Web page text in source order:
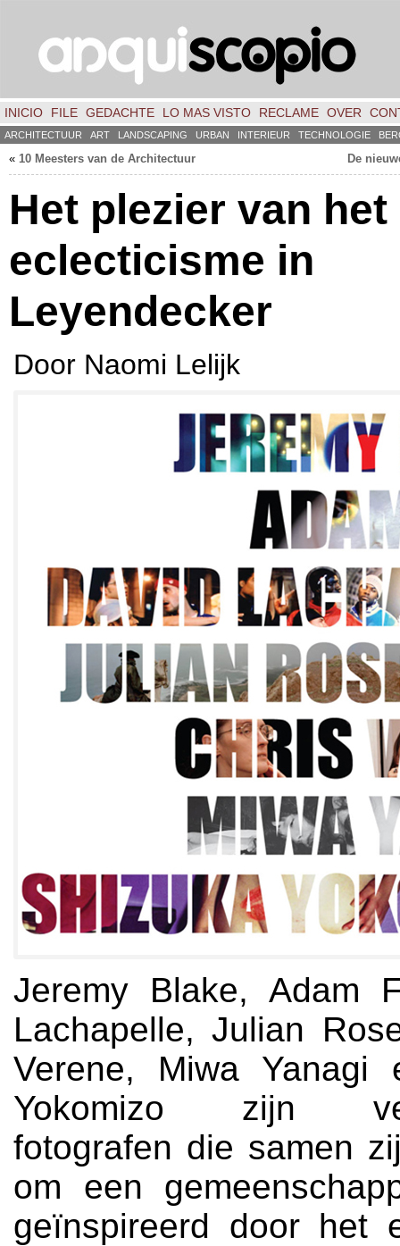
INICIO FILE GEDACHTE LO MAS VISTO RECLAME OVER
ARCHITECTUUR ART LANDSCAPING URBAN INTERIEUR TECHNOLOGIE
« 10 Meesters van de Architectuur De
Het plezier van het
eclecticisme in
Leyendecker
Door Naomi Lelijk
Jeremy Blake, Adam
Lachapelle, Julian
Verene, Miwa Yanagi
Yokomizo zijn
fotografen die samen
om een
geïnspireerd door het